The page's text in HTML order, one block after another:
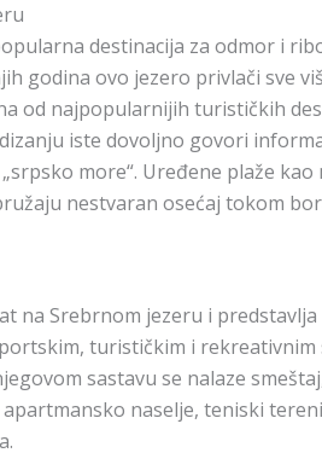
destinacija za odmor i
godina ovo jezero privlači sve
od najpopularnijih turističkih
iste dovoljno govori
more“. Uređene plaže kao
nestvaran osećaj tokom
na Srebrnom jezeru i
turističkim i rekreativnim
sastavu se nalaze
naselje, teniski